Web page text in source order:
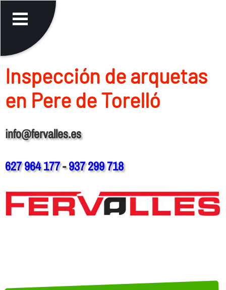
Inspección de arquetas
en Pere de Torelló
info@fervalles.es
627 964 177-937 299 718